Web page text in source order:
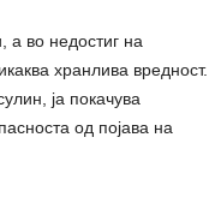
а во недостиг на
хранлива вредност.
ја покачува
од појава на